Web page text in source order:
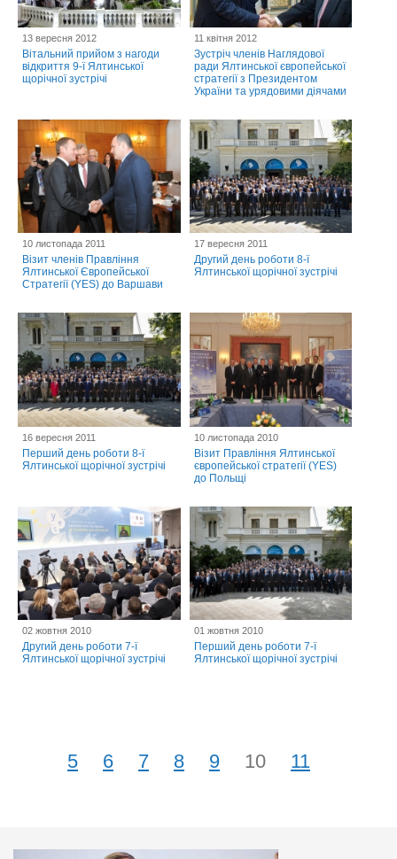
13 вересня 2012
Вітальний прийом з нагоди
відкриття 9-ї Ялтинської
щорічної зустрічі
11 квітня 2012
Зустріч членів Наглядової
ради Ялтинської європейської
стратегії з Президентом
України та урядовими діячами
10 листопада 2011
Візит членів Правління
Ялтинської Європейської
Стратегії (YES) до Варшави
17 вересня 2011
Другий день роботи 8-ї
Ялтинської щорічної зустрічі
16 вересня 2011
Перший день роботи 8-ї
Ялтинської щорічної зустрічі
10 листопада 2010
Візит Правління Ялтинської
європейської стратегії (YES)
до Польщі
02 жовтня 2010
Другий день роботи 7-ї
Ялтинської щорічної зустрічі
01 жовтня 2010
Перший день роботи 7-ї
Ялтинської щорічної зустрічі
5 6 7 8 9 10 11